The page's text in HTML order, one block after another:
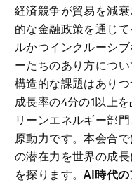
経済競争が貿易を減
的な金融政策を通じ
ルかつインクルーシ
ーたちのあり方につ
構造的な課題はあり
成長率の4分の1以上
リーンエネルギー部
原動力です。本会合
の潜在力を世界の成
を探ります。AI時代